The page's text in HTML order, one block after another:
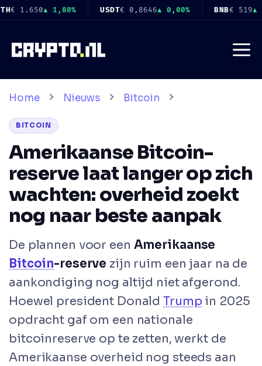
Ga
inhoud
▲ 0,00% BNB € 519▲ 1,60% USDC€ 0,8649▲ 0,00%
Home Nieuws Bitcoin
BITCOIN
Amerikaanse Bitcoin-
reserve laat langer op zich
wachten: overheid zoekt
nog naar beste aanpak
De plannen voor een Amerikaanse
Bitcoin-reserve zijn ruim een jaar na de
aankondiging nog altijd niet afgerond.
Hoewel president DonaldTrump in 2025
opdracht gaf om een nationale
bitcoinreserve op te zetten, werkt de
Amerikaanse overheid nog steeds aan